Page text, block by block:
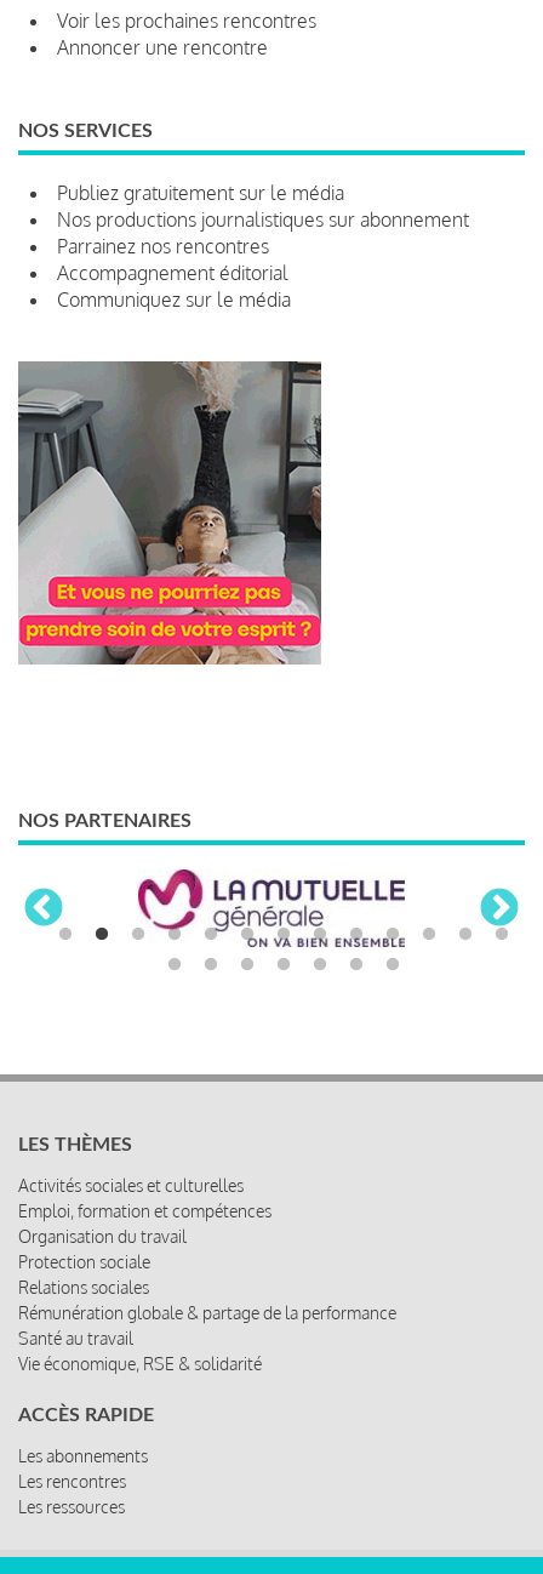
Voir les prochaines rencontres
Annoncer une rencontre
NOS SERVICES
Publiez gratuitement sur le média
Nos productions journalistiques sur abonnement
Parrainez nos rencontres
Accompagnement éditorial
Communiquez sur le média
NOS PARTENAIRES
LES THÈMES
Activités sociales et culturelles
Emploi, formation et compétences
Organisation du travail
Protection sociale
Relations sociales
Rémunération globale & partage de la performance
Santé au travail
Vie économique, RSE & solidarité
ACCÈS RAPIDE
Les abonnements
Les rencontres
Les ressources